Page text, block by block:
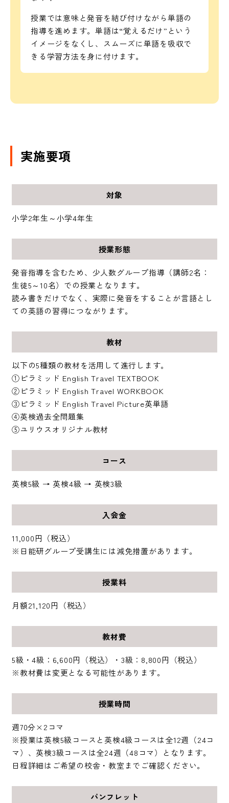
授業では意味と発音を結び付けながら単語の
指導を進めます。単語は“覚えるだけ”という
イメージをなくし、スムーズに単語を吸収で
きる学習方法を身に付けます。
実施要項
対象
小学2年生～小学4年生
授業形態
発音指導を含むため、少人数グループ指導（講師2名：
生徒5～10名）での授業となります。
読み書きだけでなく、実際に発音をすることが言語とし
ての英語の習得につながります。
教材
以下の5種類の教材を活用して進行します。
①ピラミッド English Travel TEXTBOOK
②ピラミッド English Travel WORKBOOK
③ピラミッド English Travel Picture英単語
④英検過去全問題集
⑤ユリウスオリジナル教材
コース
英検5級 → 英検4級 → 英検3級
入会金
11,000円（税込）
※日能研グループ受講生には減免措置があります。
授業料
月額21,120円（税込）
教材費
5級・4級：6,600円（税込）・3級：8,800円（税込）
※教材費は変更となる可能性があります。
授業時間
週70分×2コマ
※授業は英検5級コースと英検4級コースは全12週（24コ
マ）、英検3級コースは全24週（48コマ）となります。
日程詳細はご希望の校舎・教室までご確認ください。
パンフレット